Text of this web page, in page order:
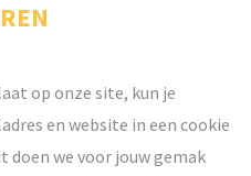
op onze site, kun je
en website in een cookie
doen we voor jouw gemak